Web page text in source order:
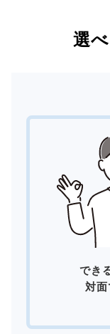
選
でき
対面